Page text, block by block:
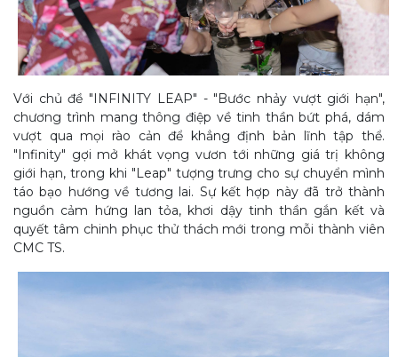
Với chủ đề "INFINITY LEAP" - "Bước nhảy vượt giới hạn",
chương trình mang thông điệp về tinh thần bứt phá, dám
vượt qua mọi rào cản để khẳng định bản lĩnh tập thể.
"Infinity" gợi mở khát vọng vươn tới những giá trị không
giới hạn, trong khi "Leap" tượng trưng cho sự chuyển mình
táo bạo hướng về tương lai. Sự kết hợp này đã trở thành
nguồn cảm hứng lan tỏa, khơi dậy tinh thần gắn kết và
quyết tâm chinh phục thử thách mới trong mỗi thành viên
CMC TS.